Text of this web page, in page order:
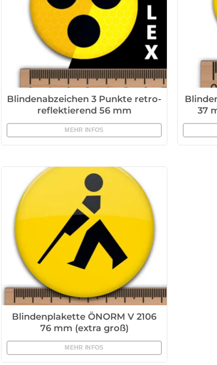
Blindenabzeichen 3 Punkte retro-
reflektierend 56 mm
MEHR INFOS
37
Blindenplakette ÖNORM V 2106
76 mm (extra groß)
MEHR INFOS